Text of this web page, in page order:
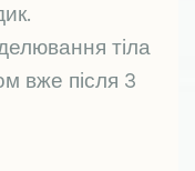
тіла
вже після 3